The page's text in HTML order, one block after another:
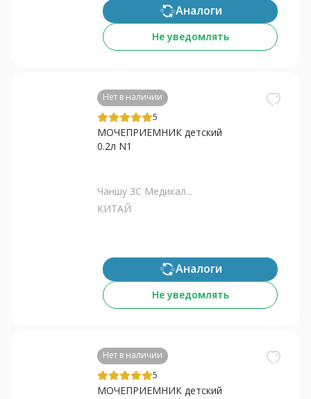
Аналоги
Не уведомлять
Нет в наличии
5
МОЧЕПРИЕМНИК детский
0.2л N1
Чаншу 3С Медикал...
КИТАЙ
Аналоги
Не уведомлять
Нет в наличии
5
МОЧЕПРИЕМНИК детский